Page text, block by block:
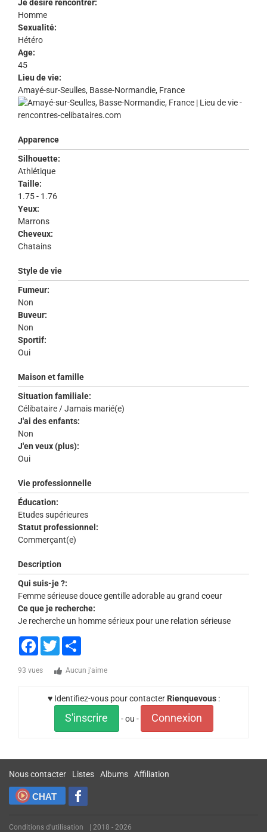
Je désire rencontrer:
Homme
Sexualité:
Hétéro
Age:
45
Lieu de vie:
Amayé-sur-Seulles, Basse-Normandie, France
Apparence
Silhouette:
Athlétique
Taille:
1.75 - 1.76
Yeux:
Marrons
Cheveux:
Chatains
Style de vie
Fumeur:
Non
Buveur:
Non
Sportif:
Oui
Maison et famille
Situation familiale:
Célibataire / Jamais marié(e)
J'ai des enfants:
Non
J'en veux (plus):
Oui
Vie professionnelle
Éducation:
Etudes supérieures
Statut professionnel:
Commerçant(e)
Description
Qui suis-je ?:
Femme sérieuse douce gentille adorable au grand coeur
Ce que je recherche:
Je recherche un homme sérieux pour une relation sérieuse
Facebook
Twitter
93 vues Aucun j'aime
♥ Identifiez-vous pour contacter Rienquevous:
S'inscrire - ou - Connexion
Nous contacter Listes Albums Affiliation
CHAT
Conditions d'utilisation | 2018 - 2026